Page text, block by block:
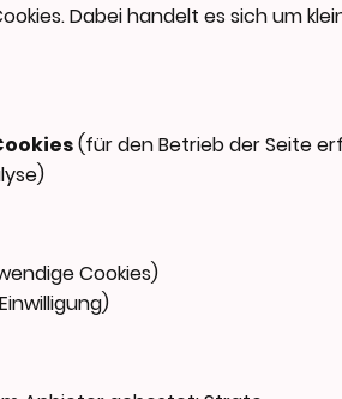
Dabei handelt es sich um
(für den Betrieb der Seite
Cookies)